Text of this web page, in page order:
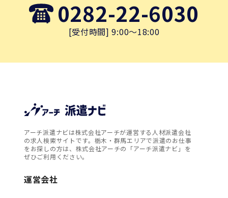
0282-22-6030
[受付時間] 9:00～18:00
アーチ派遣ナビは株式会社アーチが運営する人材派遣会社
の求人検索サイトです。栃木・群馬エリアで派遣のお仕事
をお探しの方は、株式会社アーチの「アーチ派遣ナビ」を
ぜひご利用ください。
運営会社